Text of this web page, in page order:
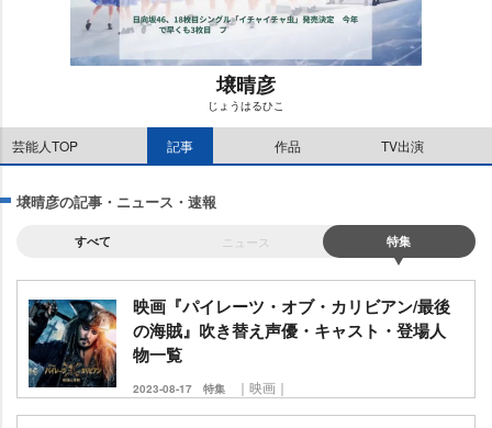
M
t
壌晴彦
じょうはるひこ
芸能人TOP 記事 作品 TV出演
壌晴彦の記事・ニュース・速報
すべて ニュース 特集
映画『パイレーツ・オブ・カリビアン/最後
の海賊』吹き替え声優・キャスト・登場人
物一覧
2023-08-17 特集 ｜映画｜